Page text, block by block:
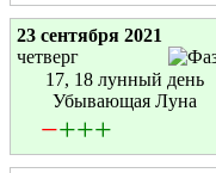
23 сентября 2021
четверг
17, 18 лунный день
Убывающая Луна
−+++